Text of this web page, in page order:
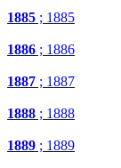
1885 ; 1885
1886 ; 1886
1887 ; 1887
1888 ; 1888
1889 ; 1889